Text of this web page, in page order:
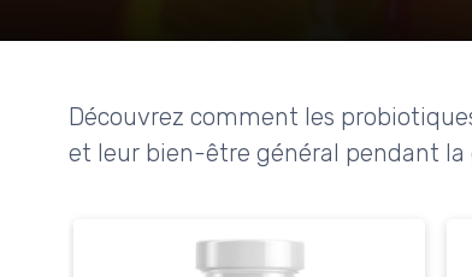
Découvrez comment les
et leur bien-être général pendant la